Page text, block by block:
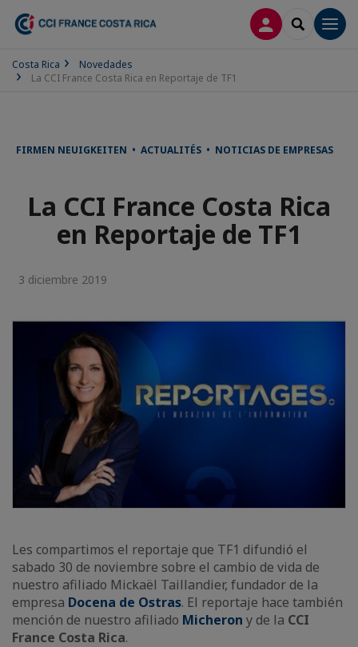
CONECTARSE
SEARCH
Costa Rica
Novedades
La CCI France Costa Rica en Reportaje de TF1
FIRMEN NEUIGKEITEN • ACTUALITÉS • NOTICIAS DE EMPRESAS
La CCI France Costa Rica
en Reportaje de TF1
3 diciembre 2019
Les compartimos el reportaje que TF1 difundió el
sabado 30 de noviembre sobre el cambio de vida de
nuestro afiliado Mickaël Taillandier, fundador de la
empresa Docena de Ostras. El reportaje hace también
mención de nuestro afiliado Micheron y de la CCI
France Costa Rica.